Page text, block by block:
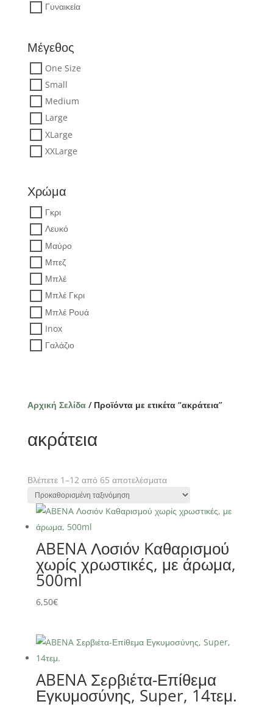
Γυναικεία
Μέγεθος
One Size
Small
Medium
Large
XLarge
XXLarge
Χρώμα
Γκρι
Λευκό
Μαύρο
Μπεζ
Μπλέ
Μπλέ Γκρι
Μπλέ Ρουά
Inox
Γαλάζιο
Αρχική Σελίδα/ Προϊόντα με ετικέτα “ακράτεια”
ακράτεια
Βλέπετε 1–12 από 65 αποτελέσματα
ABENA Λοσιόν Kαθαρισμού
χωρίς χρωστικές, με άρωμα,
500ml
6,50€
ABENA Σερβιέτα-Επίθεμα
Εγκυμοσύνης, Super, 14τεμ.